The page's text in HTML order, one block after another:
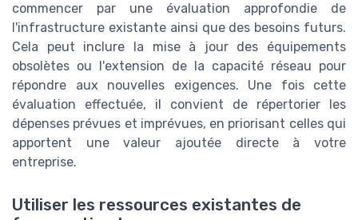
commencer par une évaluation approfondie de
l'infrastructure existante ainsi que des besoins futurs.
Cela peut inclure la mise à jour des équipements
obsolètes ou l'extension de la capacité réseau pour
répondre aux nouvelles exigences. Une fois cette
évaluation effectuée, il convient de répertorier les
dépenses prévues et imprévues, en priorisant celles qui
apportent une valeur ajoutée directe à votre
entreprise.
Utiliser les ressources existantes de